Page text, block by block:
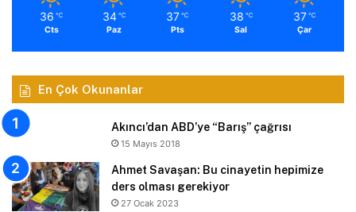
36 ℃
Cts
34 ℃
Paz
37 ℃
Pts
38 ℃
Sal
37 ℃
Çar
En Çok Okunanlar
Akıncı’dan ABD’ye “Barış” çağrısı
15 Mayıs 2018
Ahmet Savaşan: Bu cinayetin hepimize
ders olması gerekiyor
27 Ocak 2023